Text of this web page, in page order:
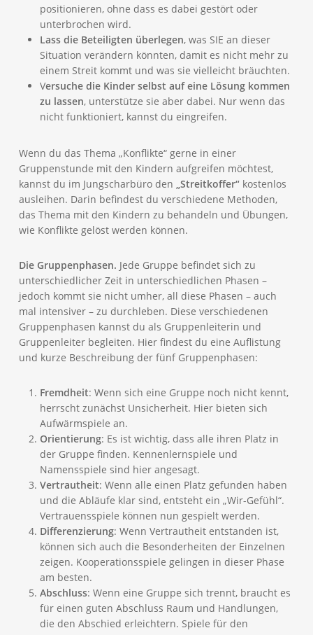
positionieren, ohne dass es dabei gestört oder
unterbrochen wird.
Lass die Beteiligten überlegen, was SIE an dieser
Situation verändern könnten, damit es nicht mehr zu
einem Streit kommt und was sie vielleicht bräuchten.
Versuche die Kinder selbst auf eine Lösung kommen
zu lassen, unterstütze sie aber dabei. Nur wenn das
nicht funktioniert, kannst du eingreifen.
Wenn du das Thema „Konflikte“ gerne in einer
Gruppenstunde mit den Kindern aufgreifen möchtest,
kannst du im Jungscharbüro den „Streitkoffer“ kostenlos
ausleihen. Darin befindest du verschiedene Methoden,
das Thema mit den Kindern zu behandeln und Übungen,
wie Konflikte gelöst werden können.
Die Gruppenphasen. Jede Gruppe befindet sich zu
unterschiedlicher Zeit in unterschiedlichen Phasen –
jedoch kommt sie nicht umher, all diese Phasen – auch
mal intensiver – zu durchleben. Diese verschiedenen
Gruppenphasen kannst du als Gruppenleiterin und
Gruppenleiter begleiten. Hier findest du eine Auflistung
und kurze Beschreibung der fünf Gruppenphasen:
Fremdheit: Wenn sich eine Gruppe noch nicht kennt,
herrscht zunächst Unsicherheit. Hier bieten sich
Aufwärmspiele an.
Orientierung: Es ist wichtig, dass alle ihren Platz in
der Gruppe finden. Kennenlernspiele und
Namensspiele sind hier angesagt.
Vertrautheit: Wenn alle einen Platz gefunden haben
und die Abläufe klar sind, entsteht ein „Wir-Gefühl“.
Vertrauensspiele können nun gespielt werden.
Differenzierung: Wenn Vertrautheit entstanden ist,
können sich auch die Besonderheiten der Einzelnen
zeigen. Kooperationsspiele gelingen in dieser Phase
am besten.
Abschluss: Wenn eine Gruppe sich trennt, braucht es
für einen guten Abschluss Raum und Handlungen,
die den Abschied erleichtern. Spiele für den